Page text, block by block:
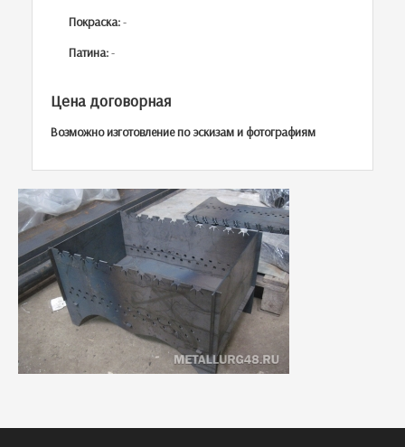
Покраска:-
Патина:-
Цена договорная
Возможно изготовление по эскизам и фотографиям